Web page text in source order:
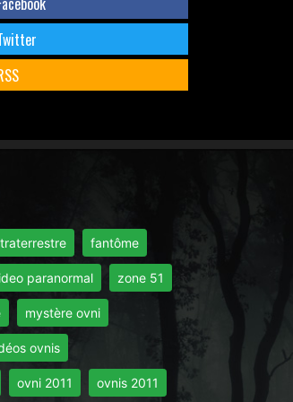
fantôme
paranormal zone 51
mystère ovni
ovnis
ovni 2011 ovnis 2011